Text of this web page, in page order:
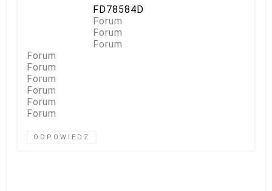
FD78584D
Forum
Forum
Forum
Forum
Forum
Forum
Forum
Forum
Forum
ODPOWIEDZ